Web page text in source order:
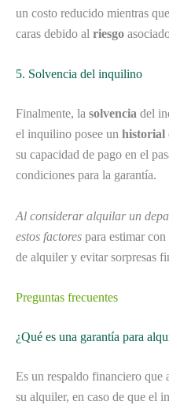
un costo reducido mientras
caras debido al riesgo
5. Solvencia del inquilino
Finalmente, la solvencia del
el inquilino posee un historial
su capacidad de pago en el
condiciones para la garantía.
Al considerar alquilar un
estos factores para estimar
de alquiler y evitar sorpresas
Preguntas frecuentes
¿Qué es una garantía para
Es un respaldo financiero que
su alquiler, en caso de que el